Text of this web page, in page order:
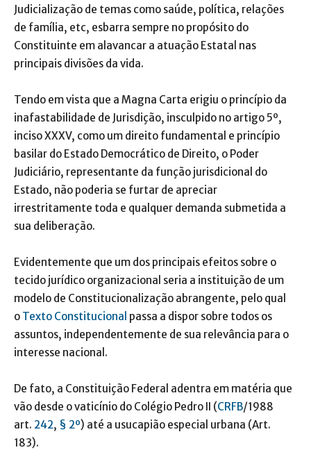
Judicialização de temas como saúde, política, relações
de família, etc, esbarra sempre no propósito do
Constituinte em alavancar a atuação Estatal nas
principais divisões da vida.
Tendo em vista que a Magna Carta erigiu o princípio da
inafastabilidade de Jurisdição, insculpido no artigo 5º,
inciso XXXV, como um direito fundamental e princípio
basilar do Estado Democrático de Direito, o Poder
Judiciário, representante da função jurisdicional do
Estado, não poderia se furtar de apreciar
irrestritamente toda e qualquer demanda submetida a
sua deliberação.
Evidentemente que um dos principais efeitos sobre o
tecido jurídico organizacional seria a instituição de um
modelo de Constitucionalização abrangente, pelo qual
o Texto Constitucional passa a dispor sobre todos os
assuntos, independentemente de sua relevância para o
interesse nacional.
De fato, a Constituição Federal adentra em matéria que
vão desde o vaticínio do Colégio Pedro II (CRFB/1988
art. 242, § 2º) até a usucapião especial urbana (Art.
183).